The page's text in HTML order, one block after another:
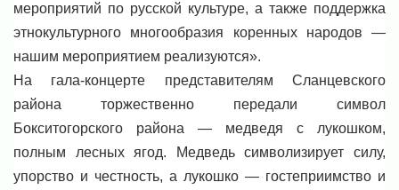
мероприятий по русской культуре, а также поддержка
этнокультурного многообразия коренных народов —
нашим мероприятием реализуются».
На гала-концерте представителям Сланцевского
района торжественно передали символ
Бокситогорского района — медведя с лукошком,
полным лесных ягод. Медведь символизирует силу,
упорство и честность, а лукошко — гостеприимство и